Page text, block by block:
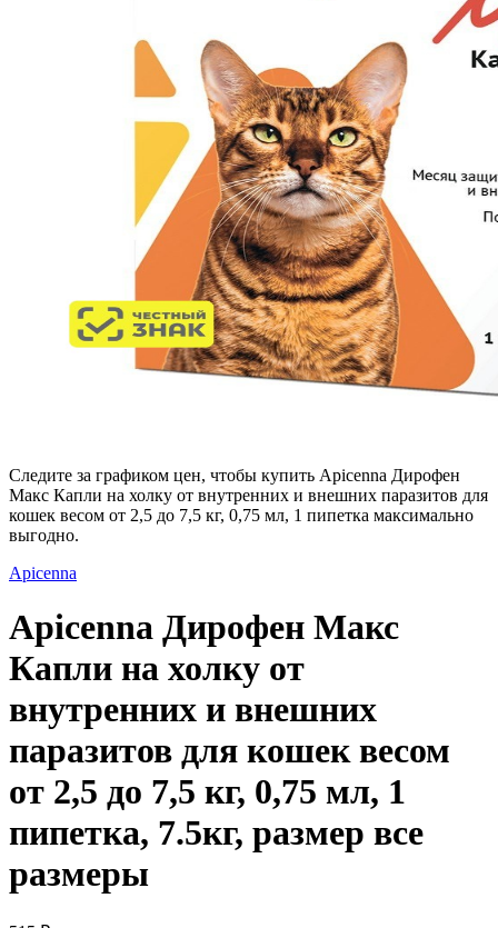
Следите за графиком цен, чтобы купить Apicenna Дирофен
Макс Капли на холку от внутренних и внешних паразитов для
кошек весом от 2,5 до 7,5 кг, 0,75 мл, 1 пипетка максимально
выгодно.
Apicenna
Apicenna Дирофен Макс
Капли на холку от
внутренних и внешних
паразитов для кошек весом
от 2,5 до 7,5 кг, 0,75 мл, 1
пипетка, 7.5кг, размер все
размеры